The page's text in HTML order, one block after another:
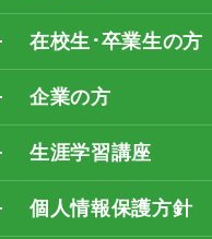
在校生･卒業生の方
企業の方
生涯学習講座
個人情報保護方針